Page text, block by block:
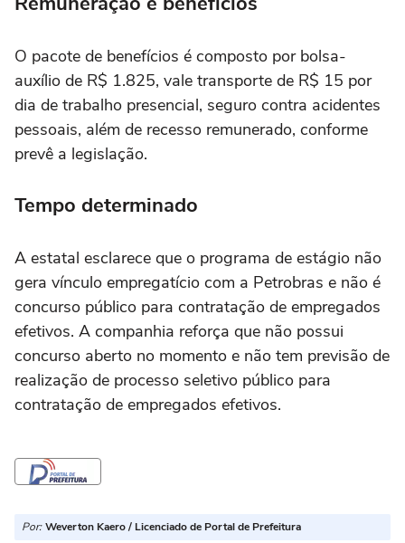
O pacote de benefícios é composto por bolsa-
auxílio de R$ 1.825, vale transporte de R$ 15 por
dia de trabalho presencial, seguro contra acidentes
pessoais, além de recesso remunerado, conforme
prevê a legislação.
Tempo determinado
A estatal esclarece que o programa de estágio não
gera vínculo empregatício com a Petrobras e não é
concurso público para contratação de empregados
efetivos. A companhia reforça que não possui
concurso aberto no momento e não tem previsão de
realização de processo seletivo público para
contratação de empregados efetivos.
Por: Weverton Kaero / Licenciado de Portal de Prefeitura